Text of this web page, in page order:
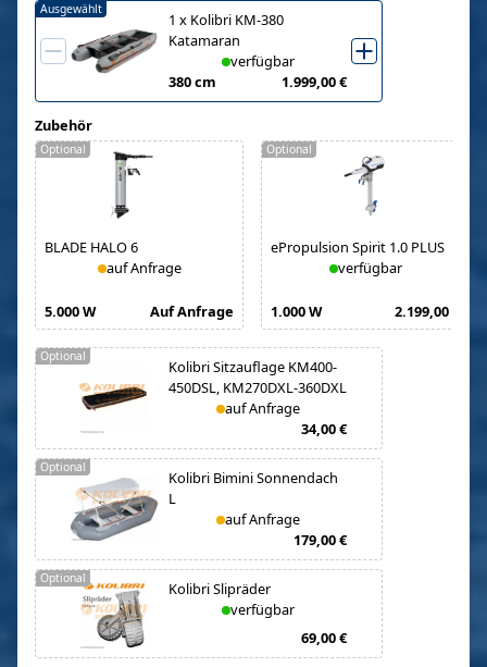
1 x Kolibri KM-380
Katamaran
verfügbar
380 cm
1.999,00 €
Ausgewählt
Zubehör
BLADE HALO 6
auf Anfrage
5.000 W Auf Anfrage
Optional
ePropulsion Spirit 1.0 PLUS
verfügbar
1.000 W 2.199,00 €
Optional
Kolibri Sitzauflage KM400-
450DSL, KM270DXL-360DXL
auf Anfrage
34,00 €
Optional
Kolibri Bimini Sonnendach
L
auf Anfrage
179,00 €
Optional
Kolibri Slipräder
verfügbar
69,00 €
Optional